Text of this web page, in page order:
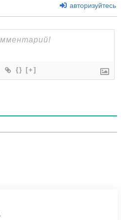
авторизуйтесь
{} [+]